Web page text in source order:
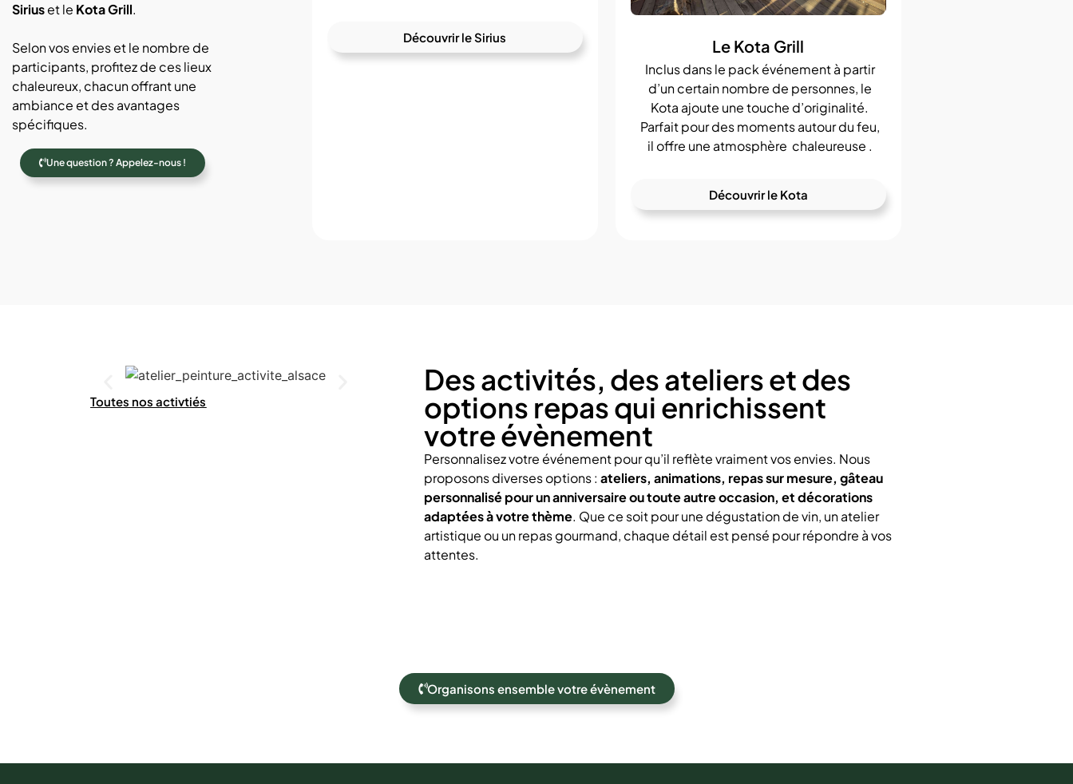
Siriuset le Kota Grill.
Selon vos envies et le nombre de
participants, profitez de ces lieux
chaleureux, chacun offrant une
ambiance et des avantages
spécifiques.
Une question ? Appelez-nous !
Découvrir le Sirius Le Kota Grill
Inclus dans le pack événement à partir
d’un certain nombre de personnes, le
Kota ajoute une touche d’originalité.
Parfait pour des moments autour du feu,
il offre une atmosphère chaleureuse .
Découvrir le Kota
Toutes nos activtiés
Des activités, des ateliers et des
options repas qui enrichissent
votre évènement
Personnalisez votre événement pour qu’il reflète vraiment vos envies. Nous
proposons diverses options : ateliers, animations, repas sur mesure, gâteau
personnalisé pour un anniversaire ou toute autre occasion, et décorations
adaptées à votre thème. Que ce soit pour une dégustation de vin, un atelier
artistique ou un repas gourmand, chaque détail est pensé pour répondre à vos
attentes.
Organisons ensemble votre évènement